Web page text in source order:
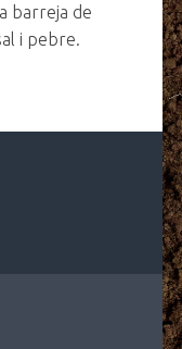
barreja de
i pebre.